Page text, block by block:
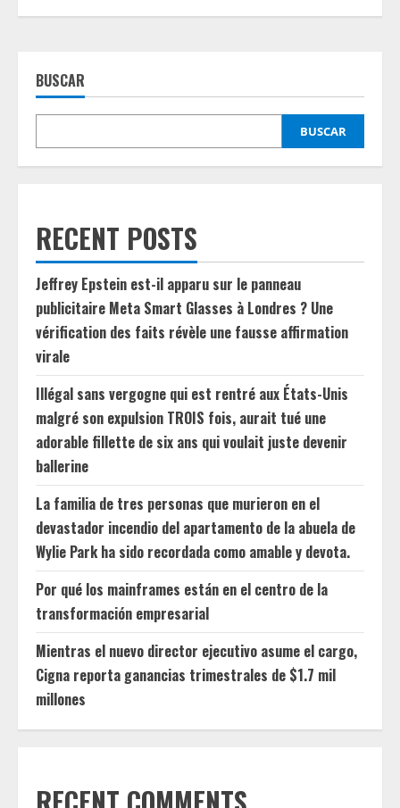
BUSCAR
BUSCAR
RECENT POSTS
Jeffrey Epstein est-il apparu sur le panneau
publicitaire Meta Smart Glasses à Londres ? Une
vérification des faits révèle une fausse affirmation
virale
Illégal sans vergogne qui est rentré aux États-Unis
malgré son expulsion TROIS fois, aurait tué une
adorable fillette de six ans qui voulait juste devenir
ballerine
La familia de tres personas que murieron en el
devastador incendio del apartamento de la abuela de
Wylie Park ha sido recordada como amable y devota.
Por qué los mainframes están en el centro de la
transformación empresarial
Mientras el nuevo director ejecutivo asume el cargo,
Cigna reporta ganancias trimestrales de $1.7 mil
millones